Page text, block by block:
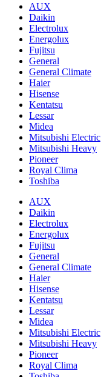
AUX
Daikin
Electrolux
Energolux
Fujitsu
General
General Climate
Haier
Hisense
Kentatsu
Lessar
Midea
Mitsubishi Electric
Mitsubishi Heavy
Pioneer
Royal Clima
Toshiba
AUX
Daikin
Electrolux
Energolux
Fujitsu
General
General Climate
Haier
Hisense
Kentatsu
Lessar
Midea
Mitsubishi Electric
Mitsubishi Heavy
Pioneer
Royal Clima